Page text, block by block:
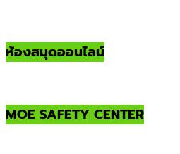
ห้องสมุดออนไลน์
MOE SAFETY CENTER